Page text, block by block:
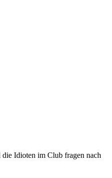
Idioten im Club fragen nach